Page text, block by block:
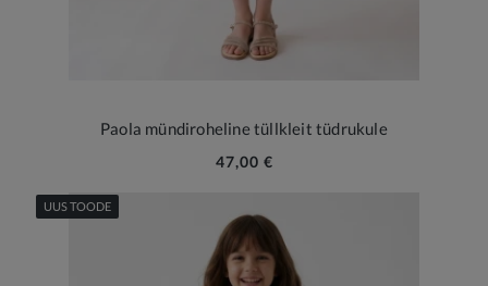
Paola mündiroheline tüllkleit tüdrukule
47,00 €
UUS TOODE